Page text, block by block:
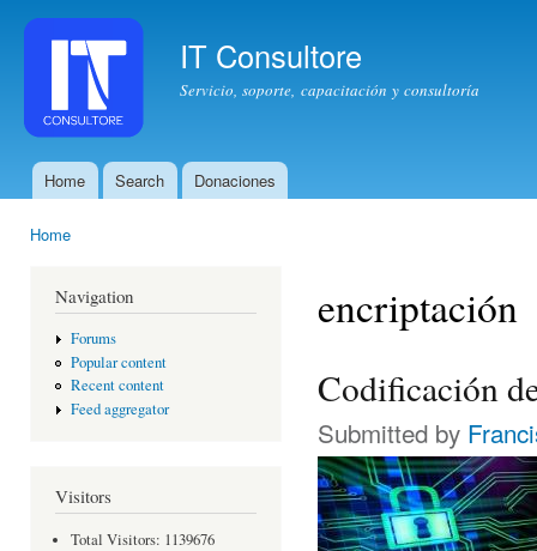
IT Consultore
Servicio, soporte, capacitación y consultoría
Main menu
Home Search Donaciones
Home
Navigation
Forums
Popular content
Recent content
Feed aggregator
Visitors
Total Visitors: 1139676
encriptación
Codificación
Submitted by